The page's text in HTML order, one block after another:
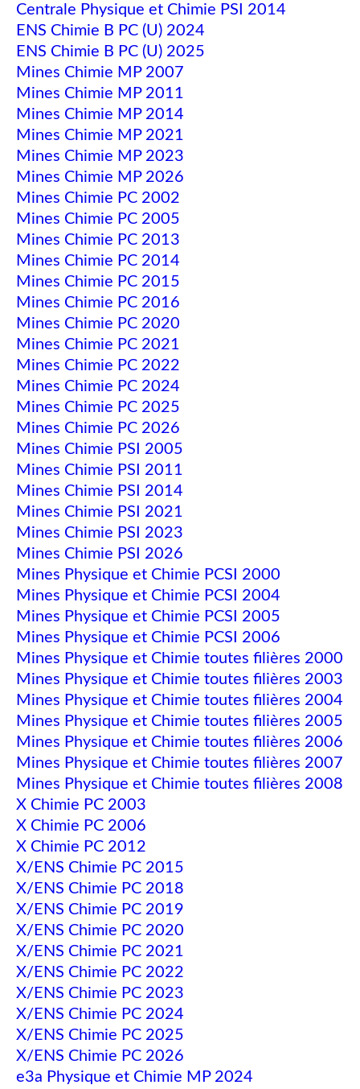
Centrale Physique et Chimie PSI 2014
ENS Chimie B PC (U) 2024
ENS Chimie B PC (U) 2025
Mines Chimie MP 2007
Mines Chimie MP 2011
Mines Chimie MP 2014
Mines Chimie MP 2021
Mines Chimie MP 2023
Mines Chimie MP 2026
Mines Chimie PC 2002
Mines Chimie PC 2005
Mines Chimie PC 2013
Mines Chimie PC 2014
Mines Chimie PC 2015
Mines Chimie PC 2016
Mines Chimie PC 2020
Mines Chimie PC 2021
Mines Chimie PC 2022
Mines Chimie PC 2024
Mines Chimie PC 2025
Mines Chimie PC 2026
Mines Chimie PSI 2005
Mines Chimie PSI 2011
Mines Chimie PSI 2014
Mines Chimie PSI 2021
Mines Chimie PSI 2023
Mines Chimie PSI 2026
Mines Physique et Chimie PCSI 2000
Mines Physique et Chimie PCSI 2004
Mines Physique et Chimie PCSI 2005
Mines Physique et Chimie PCSI 2006
Mines Physique et Chimie toutes filières 2000
Mines Physique et Chimie toutes filières 2003
Mines Physique et Chimie toutes filières 2004
Mines Physique et Chimie toutes filières 2005
Mines Physique et Chimie toutes filières 2006
Mines Physique et Chimie toutes filières 2007
Mines Physique et Chimie toutes filières 2008
X Chimie PC 2003
X Chimie PC 2006
X Chimie PC 2012
X/ENS Chimie PC 2015
X/ENS Chimie PC 2018
X/ENS Chimie PC 2019
X/ENS Chimie PC 2020
X/ENS Chimie PC 2021
X/ENS Chimie PC 2022
X/ENS Chimie PC 2023
X/ENS Chimie PC 2024
X/ENS Chimie PC 2025
X/ENS Chimie PC 2026
e3a Physique et Chimie MP 2024